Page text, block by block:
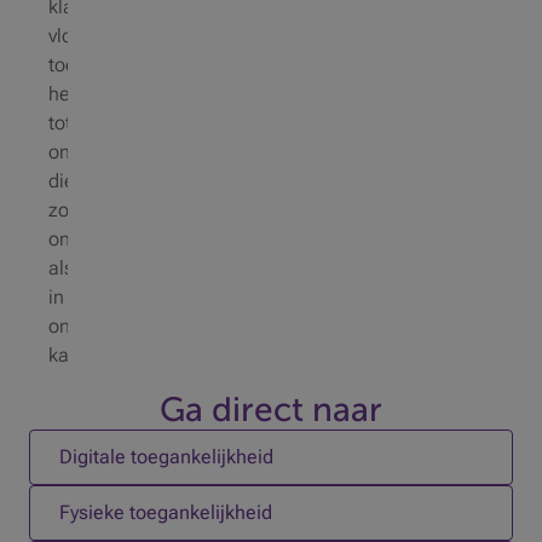
klanten
vlot
toegang
hebben
tot
onze
diensten,
zowel
online
als
in
onze
kantoren.
Ga direct naar
1 op 6
Digitale toegankelijkheid
2 op 6
Fysieke toegankelijkheid